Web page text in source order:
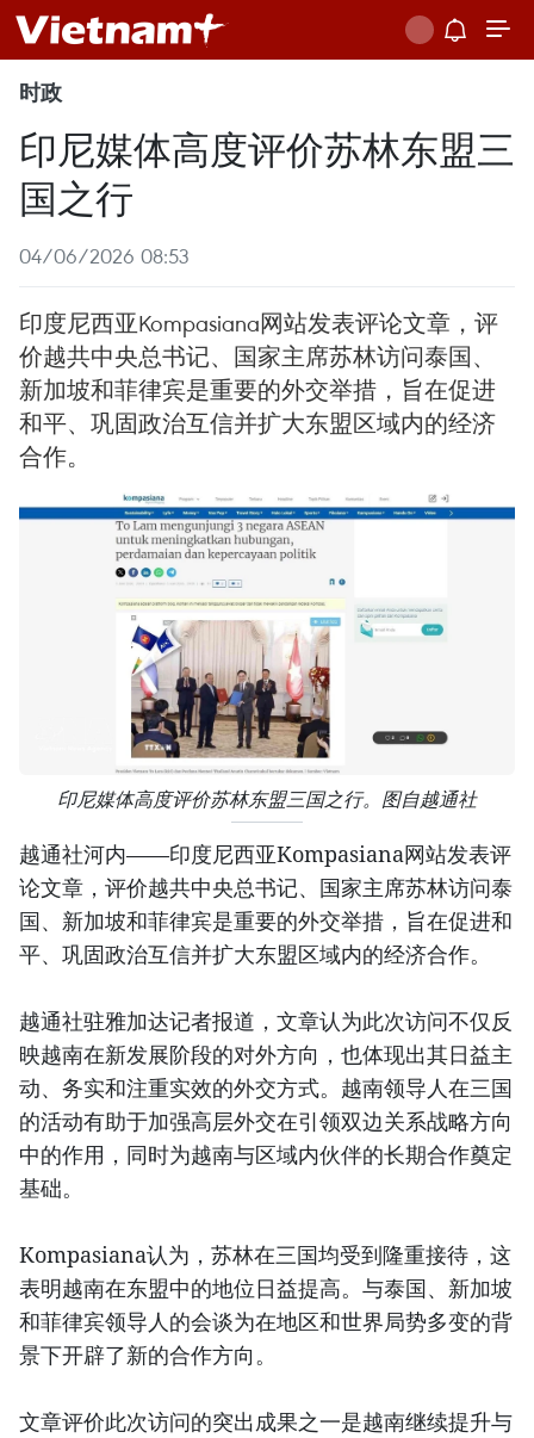
时政
印尼媒体高度评价苏林东盟三
国之行
04/06/2026 08:53
印度尼西亚Kompasiana网站发表评论文章，评
价越共中央总书记、国家主席苏林访问泰国、
新加坡和菲律宾是重要的外交举措，旨在促进
和平、巩固政治互信并扩大东盟区域内的经济
合作。
印尼媒体高度评价苏林东盟三国之行。图自越通社
越通社河内——印度尼西亚Kompasiana网站发表评
论文章，评价越共中央总书记、国家主席苏林访问泰
国、新加坡和菲律宾是重要的外交举措，旨在促进和
平、巩固政治互信并扩大东盟区域内的经济合作。
越通社驻雅加达记者报道，文章认为此次访问不仅反
映越南在新发展阶段的对外方向，也体现出其日益主
动、务实和注重实效的外交方式。越南领导人在三国
的活动有助于加强高层外交在引领双边关系战略方向
中的作用，同时为越南与区域内伙伴的长期合作奠定
基础。
Kompasiana认为，苏林在三国均受到隆重接待，这
表明越南在东盟中的地位日益提高。与泰国、新加坡
和菲律宾领导人的会谈为在地区和世界局势多变的背
景下开辟了新的合作方向。
文章评价此次访问的突出成果之一是越南继续提升与